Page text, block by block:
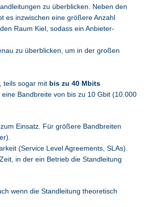
zu überblicken. Neben den
es inzwischen eine größere Anzahl
Raum Kiel, sodass ein Anbieter-
zu überblicken, um in der großen
teils sogar mit bis zu 40 Mbits
Bandbreite von bis zu 10 Gbit (10.000
Einsatz. Für größere Bandbreiten
(Service Level Agreements, SLAs).
in der ein Betrieb die Standleitung
wenn die Standleitung theoretisch